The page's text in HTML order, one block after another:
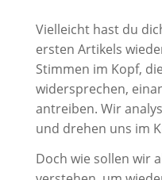
Vielleicht hast du
ersten Artikels
Stimmen im Kopf,
widersprechen,
antreiben. Wir
und drehen uns im
Doch wie sollen wir